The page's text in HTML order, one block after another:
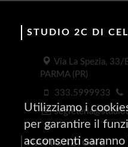
STUDIO 2C DI
Via La Spezia, 33/
PARMA (PR)
333.5999933
NAVIGAZIONE
Utilizziamo i
per garantire il
acconsenti